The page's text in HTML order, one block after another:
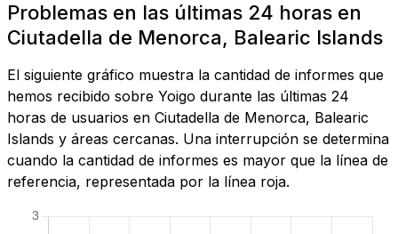
Problemas en las últimas 24 horas en
Ciutadella de Menorca, Balearic Islands
El siguiente gráfico muestra la cantidad de informes que
hemos recibido sobre Yoigo durante las últimas 24
horas de usuarios en Ciutadella de Menorca, Balearic
Islands y áreas cercanas. Una interrupción se determina
cuando la cantidad de informes es mayor que la línea de
referencia, representada por la línea roja.